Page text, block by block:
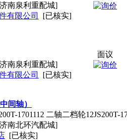
南泉利重配城]
有限公司
[已核实]
南泉利重配城]
有限公司
[已核实]
面议
间轴）
1701112 二轴二档轮
南北环汽配城]
[已核实]